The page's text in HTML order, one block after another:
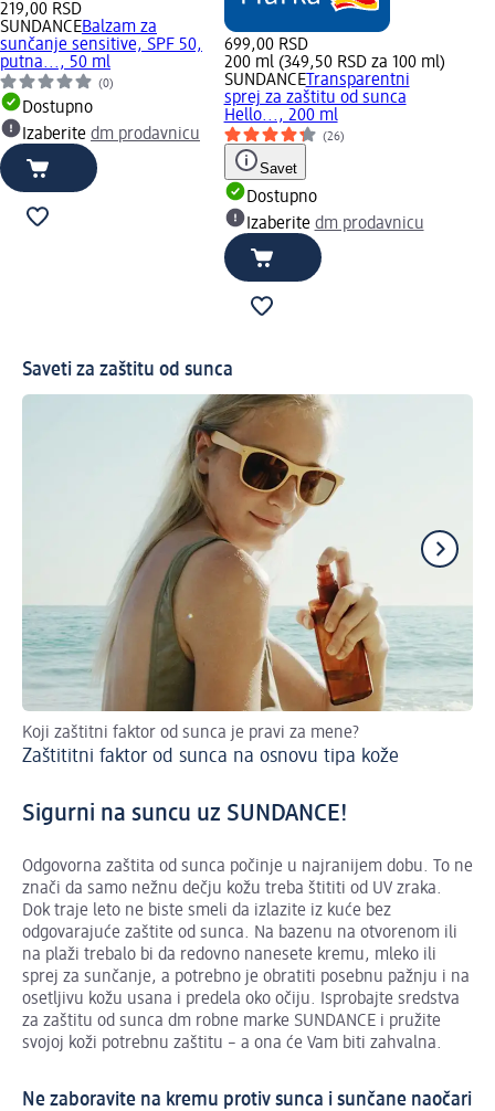
219,00 RSD
SUNDANCEBalzam za
sunčanje sensitive, SPF 50,
putna..., 50 ml
(0)
Dostupno
Izaberite dm prodavnicu
699,00 RSD
200 ml (349,50 RSD za 100 ml)
SUNDANCETransparentni
sprej za zaštitu od sunca
Hello..., 200 ml
(26)
Savet
Dostupno
Izaberite dm prodavnicu
Saveti za zaštitu od sunca
Koji zaštitni faktor od sunca je pravi za mene?
Zaštititni faktor od sunca na osnovu tipa kože
Sigurni na suncu uz SUNDANCE!
Odgovorna zaštita od sunca počinje u najranijem dobu. To ne
znači da samo nežnu dečju kožu treba štititi od UV zraka.
Dok traje leto ne biste smeli da izlazite iz kuće bez
odgovarajuće zaštite od sunca. Na bazenu na otvorenom ili
na plaži trebalo bi da redovno nanesete kremu, mleko ili
sprej za sunčanje, a potrebno je obratiti posebnu pažnju i na
osetljivu kožu usana i predela oko očiju. Isprobajte sredstva
za zaštitu od sunca dm robne marke SUNDANCE i pružite
svojoj koži potrebnu zaštitu – a ona će Vam biti zahvalna.
Ne zaboravite na kremu protiv sunca i sunčane naočari